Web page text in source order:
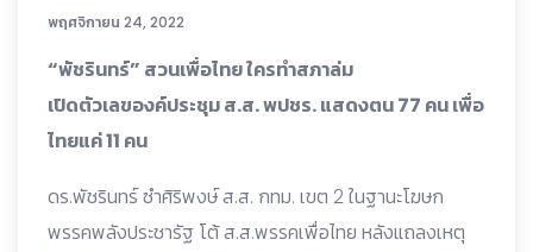
พฤศจิกายน 24, 2022
“พัชรินทร์” สวนเพื่อไทย ใครทำสภาล่ม
เปิดตัวเลของค์ประชุม ส.ส. พปชร. แสดงตน 77 คน เพื่อ
ไทยแค่ 11 คน
ดร.พัชรินทร์ ซำศิริพงษ์ ส.ส. กทม. เขต 2 ในฐานะโฆษก
พรรคพลังประชารัฐ โต้ ส.ส.พรรคเพื่อไทย หลังแถลงเหตุ